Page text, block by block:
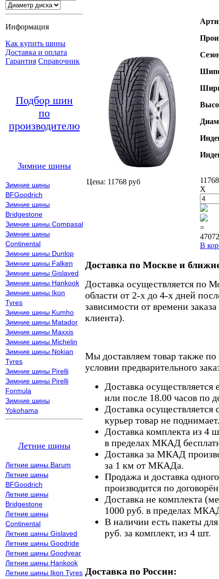
Информация
Как купить шины
Доставка и оплата
Гарантия Справочник
Подбор шин
по
производителю
Зимние шины
Зимние шины
BFGoodrich
Зимние шины
Bridgestone
Зимние шины Compasal
Зимние шины
Continental
Зимние шины Dunlop
Зимние шины Falken
Зимние шины Gislaved
Зимние шины Hankook
Зимние шины Ikon
Tyres
Зимние шины Kumho
Зимние шины Matador
Зимние шины Maxxis
Зимние шины Michelin
Зимние шины Nokian
Tyres
Зимние шины Pirelli
Зимние шины Pirelli
Formula
Зимние шины
Yokohama
Летние шины
Летние шины Barum
Летние шины
BFGoodrich
Летние шины
Bridgestone
Летние шины
Continental
Летние шины Gislaved
Летние шины Goodride
Летние шины Goodyear
Летние шины Hankook
Летние шины Ikon Tyres
Цена: 11768 руб
X
=
В
Доставка по Москве и
Доставка осуществляется по
области от 2-х до 4-х дней
зависимости от времени
клиента).
Мы доставляем товар также
условии предварительного
Доставка осуществляется
или после 18.00 часов по
Доставка осуществляется
курьер товар не поднимает.
Доставка комплекта из 4
в пределах МКАД
Доставка за МКАД
за 1 км от МКАДа.
Продажа и доставка
производится по
Доставка не комплекта
1000 руб. в пределах
В наличии есть пакеты
руб. за комплект, из 4 шт.
Доставка по России: